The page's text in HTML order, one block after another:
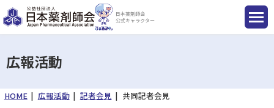
日本薬剤師会
公式キャラクター
国民のみなさまへ
広報活動
HOME 広報活動 記者会見 共同記者会見